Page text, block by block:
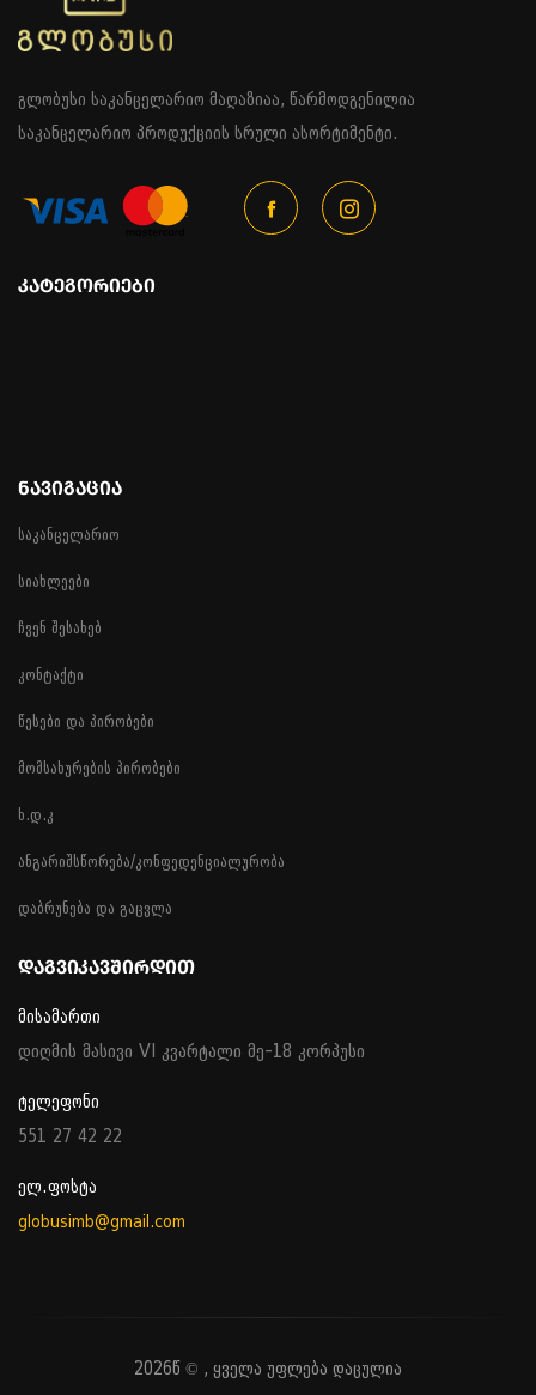
გლობუსი საკანცელარიო მაღაზიაა, წარმოდგენილია
საკანცელარიო პროდუქციის სრული ასორტიმენტი.
ᲙᲐᲢᲔᲒᲝᲠᲘᲔᲑᲘ
ᲜᲐᲕᲘᲒᲐᲪᲘᲐ
საკანცელარიო
სიახლეები
ჩვენ შესახებ
კონტაქტი
წესები და პირობები
მომსახურების პირობები
ხ.დ.კ
ანგარიშსწორება/კონფედენციალურობა
დაბრუნება და გაცვლა
ᲓᲐᲒᲕᲘᲙᲐᲕᲨᲘᲠᲓᲘᲗ
მისამართი
დიღმის მასივი VI კვარტალი მე-18 კორპუსი
ტელეფონი
551 27 42 22
ელ.ფოსტა
globusimb@gmail.com
2026წ © , ყველა უფლება დაცულია